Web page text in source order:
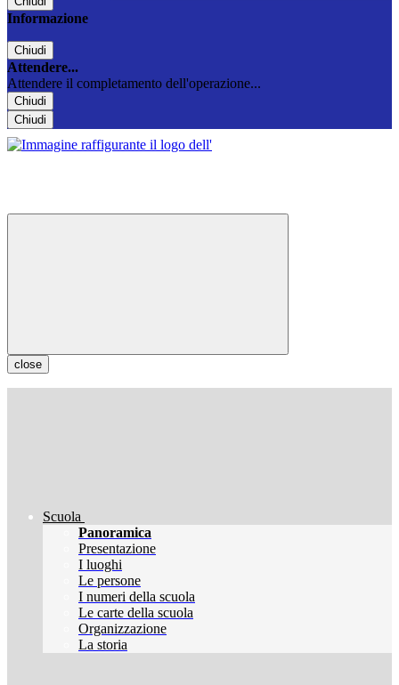
Informazione
Chiudi
Attendere...
Attendere il completamento dell'operazione...
Chiudi
Chiudi
close
Scuola
Panoramica
Presentazione
I luoghi
Le persone
I numeri della scuola
Le carte della scuola
Organizzazione
La storia